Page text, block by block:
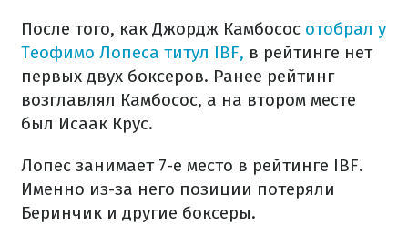
После того, как Джордж Камбосос отобрал у
Теофимо Лопеса титул IBF, в рейтинге нет
первых двух боксеров. Ранее рейтинг
возглавлял Камбосос, а на втором месте
был Исаак Крус.
Лопес занимает 7-е место в рейтинге IBF.
Именно из-за него позиции потеряли
Беринчик и другие боксеры.